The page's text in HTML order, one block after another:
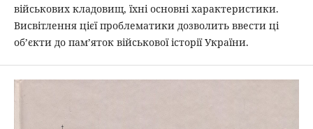
військових кладовищ, їхні основні характеристики.
Висвітлення цієї проблематики дозволить ввести ці
об’єкти до пам’яток військової історії України.